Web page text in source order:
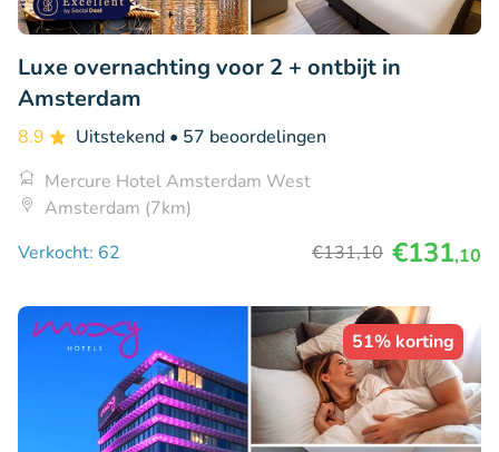
Luxe overnachting voor 2 + ontbijt in
Amsterdam
8.9 Uitstekend • 57 beoordelingen
Mercure Hotel Amsterdam West
Amsterdam (7km)
Verkocht: 62
€131,10 €131,10
51% korting